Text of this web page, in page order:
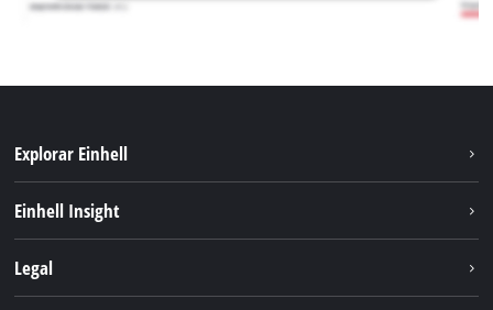
Explorar Einhell
Serviço
Einhell Insight
Legal